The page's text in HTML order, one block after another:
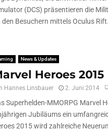
(DCS) präsentieren die
den Besuchern mittels Oculus
News & Updates
Heroes 2015
Hannes Linsbauer 2. Juni 2014
Superhelden-MMORPG Marvel
Jubiläums ein
2015 wird zahlreiche